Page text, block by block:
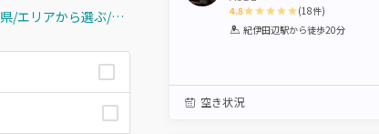
関西/和歌山県/エリアから選ぶ/田辺・白浜 4.8
1 2 3 4 5
(18件)
紀伊田辺駅から徒歩20分
空き状況